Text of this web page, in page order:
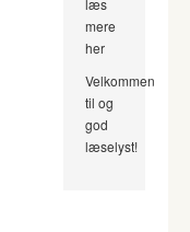
mere
her
Velkommen
til og
god
læselyst!